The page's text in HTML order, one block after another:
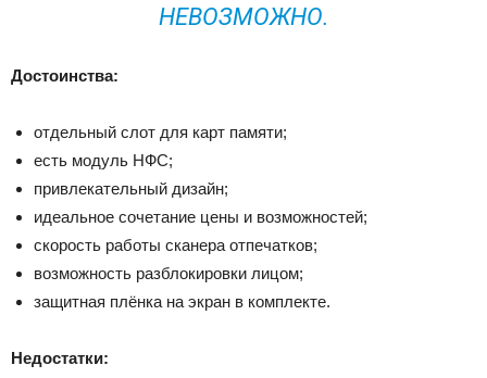
НЕВОЗМОЖНО.
Достоинства:
отдельный слот для карт памяти;
есть модуль НФС;
привлекательный дизайн;
идеальное сочетание цены и возможностей;
скорость работы сканера отпечатков;
возможность разблокировки лицом;
защитная плёнка на экран в комплекте.
Недостатки: